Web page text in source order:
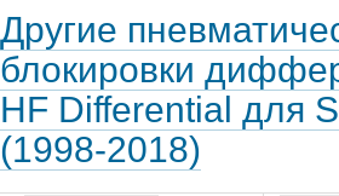
Другие
блокировки
HF Differential для
(1998-2018)